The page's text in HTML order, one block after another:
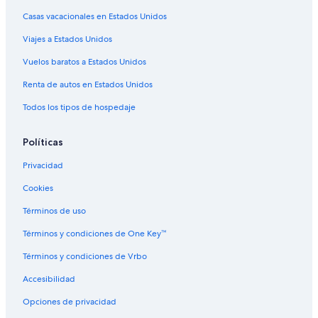
B&B en Rionegro
Cabañas en Rionegro
Campings en Rionegro
Casas de campo en Rionegro
Casas de huéspedes en Rionegro
Hoteles haciendas en Rionegro
Hostales en Rionegro
Apart-Hoteles en Rionegro
Hoteles con spa en Rionegro
Hoteles de lujo en Rionegro
Hoteles familiares en Rionegro
Hoteles románticos en Rionegro
Hoteles con bar en Rionegro
Casas vacacionales en Estados Unidos
Viajes a Estados Unidos
Vuelos baratos a Estados Unidos
Renta de autos en Estados Unidos
Todos los tipos de hospedaje
Políticas
Privacidad
Cookies
Términos de uso
Términos y condiciones de One Key™
Términos y condiciones de Vrbo
Accesibilidad
Opciones de privacidad